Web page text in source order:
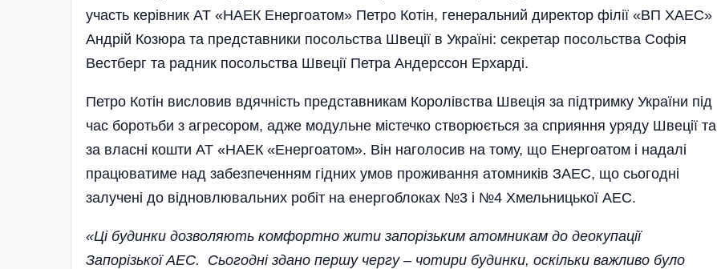
участь керівник АТ «НАЕК Енергоатом» Петро Котін, генеральний директор філії «ВП ХАЕС»
Андрій Козюра та представники посольства Швеції в Україні: секретар посольства Софія
Вестберг та радник посольства Швеції Петра Андерссон Ерхарді.
Петро Котін висловив вдячність представникам Королівства Швеція за підтримку України під
час боротьби з агресором, адже модульне містечко створюється за сприяння уряду Швеції та
за власні кошти АТ «НАЕК «Енергоатом». Він наголосив на тому, що Енергоатом і надалі
працюватиме над забезпеченням гідних умов проживання атомників ЗАЕС, що сьогодні
залучені до відновлювальних робіт на енергоблоках №3 і №4 Хмельницької АЕС.
«Ці будинки дозволяють комфортно жити запорізьким атомникам до деокупації
Запорізької АЕС. Сьогодні здано першу чергу – чотири будинки, оскільки важливо було